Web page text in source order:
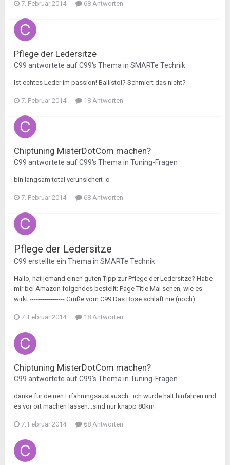
7. Februar 2014 68 Antworten
Pflege der Ledersitze
C99 antwortete aufC99's Thema in SMARTe Technik
Ist echtes Leder im passion! Ballistol? Schmiert das nicht?
7. Februar 2014 18 Antworten
Chiptuning MisterDotCom machen?
C99 antwortete aufC99's Thema in Tuning-Fragen
bin langsam total verunsichert :o
7. Februar 2014 68 Antworten
Pflege der Ledersitze
C99 erstellte ein Thema in SMARTe Technik
Hallo, hat jemand einen guten Tipp zur Pflege der Ledersitze? Habe
mir bei Amazon folgendes bestellt: Page Title Mal sehen, wie es
wirkt ----------------- Grüße vom C99 Das Böse schläft nie (noch)...
7. Februar 2014 18 Antworten
Chiptuning MisterDotCom machen?
C99 antwortete aufC99's Thema in Tuning-Fragen
danke für deinen Erfahrungsaustausch...ich würde halt hinfahren und
es vor ort machen lassen...sind nur knapp 80km
7. Februar 2014 68 Antworten